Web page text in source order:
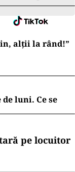
alții la rând!”
luni. Ce se
pe locuitor